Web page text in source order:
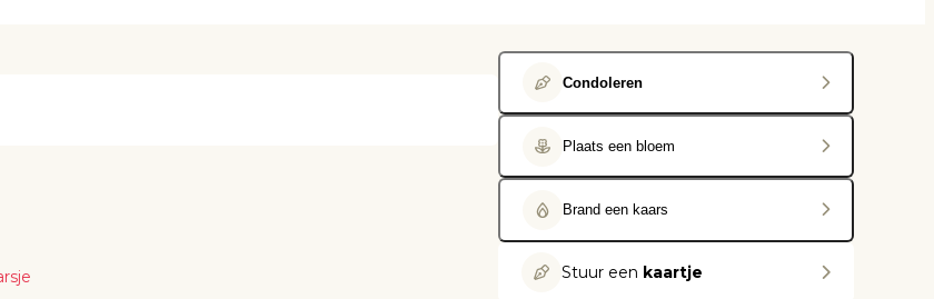
Condoleren
Plaats een bloem
Brand een kaars
Stuur een kaartje